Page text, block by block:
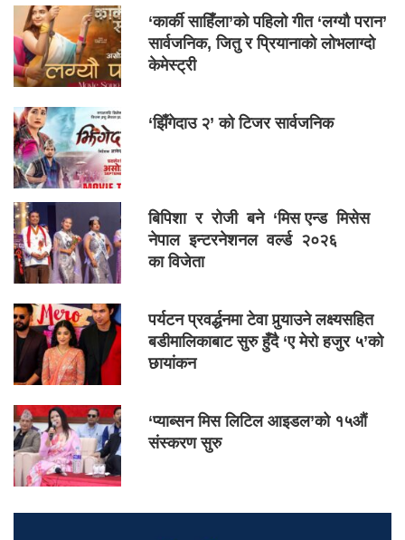
‘कार्की साहिँला’को पहिलो गीत ‘लग्यौ परान’
सार्वजनिक, जितु र प्रियानाको लोभलाग्दो
केमेस्ट्री
‘झिँगेदाउ २’ को टिजर सार्वजनिक
बिपिशा र रोजी बने ‘मिस एन्ड मिसेस
नेपाल इन्टरनेशनल वर्ल्ड २०२६
का विजेता
पर्यटन प्रवर्द्धनमा टेवा पुर्‍याउने लक्ष्यसहित
बडीमालिकाबाट सुरु हुँदै ‘ए मेरो हजुर ५’को
छायांकन
‘प्याब्सन मिस लिटिल आइडल’को १५औं
संस्करण सुरु